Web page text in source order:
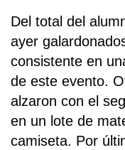
Del total del
ayer
consistente en
de este evento.
alzaron con el
en un lote de
camiseta. Por